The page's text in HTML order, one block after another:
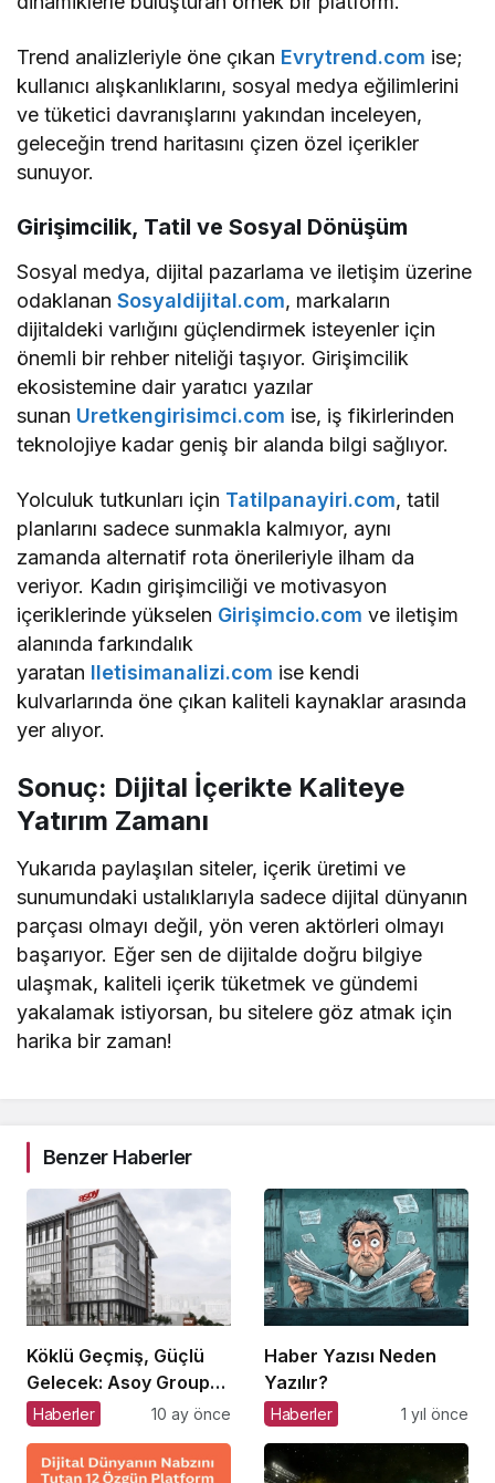
Trend analizleriyle öne çıkan Evrytrend.com ise;
kullanıcı alışkanlıklarını, sosyal medya eğilimlerini
ve tüketici davranışlarını yakından inceleyen,
geleceğin trend haritasını çizen özel içerikler
sunuyor.
Girişimcilik, Tatil ve Sosyal Dönüşüm
Sosyal medya, dijital pazarlama ve iletişim üzerine
odaklananSosyaldijital.com, markaların
dijitaldeki varlığını güçlendirmek isteyenler için
önemli bir rehber niteliği taşıyor. Girişimcilik
ekosistemine dair yaratıcı yazılar
sunan Uretkengirisimci.com ise, iş fikirlerinden
teknolojiye kadar geniş bir alanda bilgi sağlıyor.
Yolculuk tutkunları için Tatilpanayiri.com, tatil
planlarını sadece sunmakla kalmıyor, aynı
zamanda alternatif rota önerileriyle ilham da
veriyor. Kadın girişimciliği ve motivasyon
içeriklerinde yükselen Girişimcio.com ve iletişim
alanında farkındalık
yaratan Iletisimanalizi.com ise kendi
kulvarlarında öne çıkan kaliteli kaynaklar arasında
yer alıyor.
Sonuç: Dijital İçerikte Kaliteye
Yatırım Zamanı
Yukarıda paylaşılan siteler, içerik üretimi ve
sunumundaki ustalıklarıyla sadece dijital dünyanın
parçası olmayı değil, yön veren aktörleri olmayı
başarıyor. Eğer sen de dijitalde doğru bilgiye
ulaşmak, kaliteli içerik tüketmek ve gündemi
yakalamak istiyorsan, bu sitelere göz atmak için
harika bir zaman!
Benzer Haberler
Köklü Geçmiş, Güçlü
Gelecek: Asoy Group
Türkiye’nin Değerini
Haberler 10 ay önce
Haber Yazısı Neden
Yazılır?
Haberler 1 yıl önce